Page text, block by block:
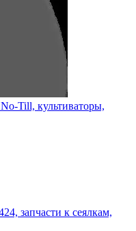
Till, культиваторы,
запчасти к сеялкам,